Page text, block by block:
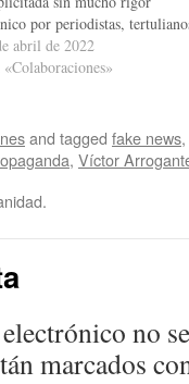
por periodistas,
de café, que coloca a
verdad como primera víctima
dialéctica que, sin
ha hecho fortuna como…
abril de 2022
and tagged fake news,
, Víctor
no
marcados